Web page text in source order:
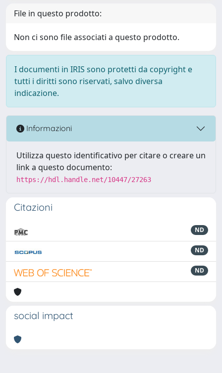
File in questo prodotto:
Non ci sono file associati a questo prodotto.
I documenti in IRIS sono protetti da copyright e
tutti i diritti sono riservati, salvo diversa
indicazione.
Informazioni
Utilizza questo identificativo per citare o creare un
link a questo documento:
https://hdl.handle.net/10447/27263
Citazioni
ND
ND
ND
social impact